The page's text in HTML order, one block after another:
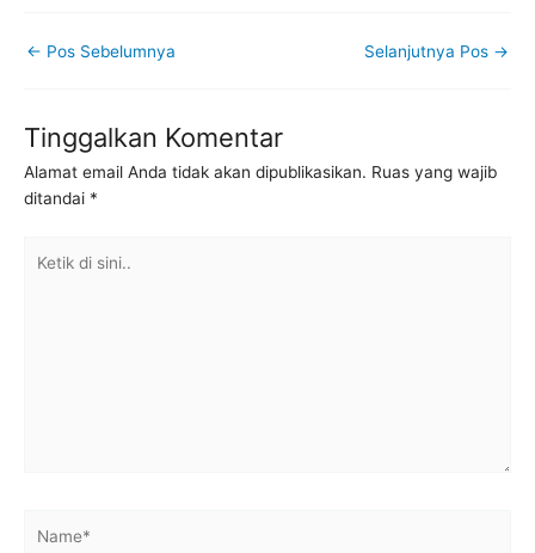
← Pos Sebelumnya Selanjutnya Pos →
Tinggalkan Komentar
Alamat email Anda tidak akan dipublikasikan. Ruas yang wajib
ditandai *